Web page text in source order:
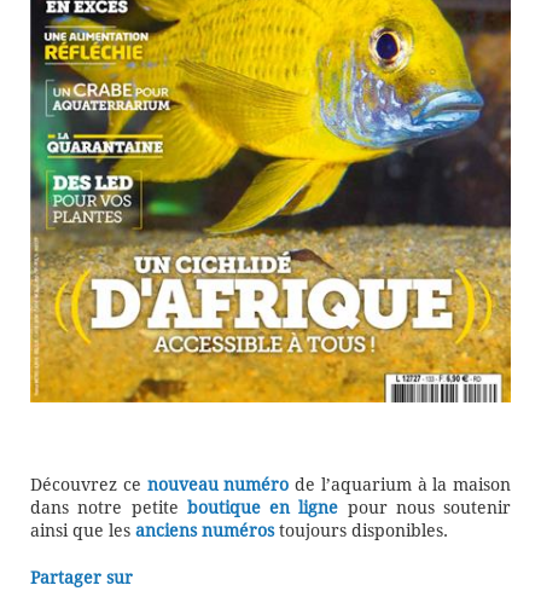
Découvrez ce nouveau numéro de l’aquarium à la maison
dans notre petite boutique en ligne pour nous soutenir
ainsi que les anciens numérostoujours disponibles.
Partager sur